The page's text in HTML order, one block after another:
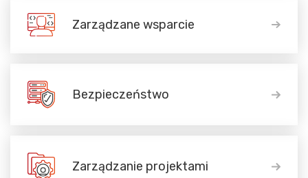
Zarządzane wsparcie
Bezpieczeństwo
Zarządzanie projektami